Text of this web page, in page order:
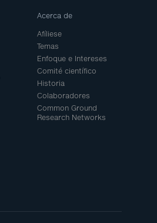
Acerca de
Afíliese
Temas
Enfoque e Intereses
Comité científico
Historia
Colaboradores
Common Ground
Research Networks